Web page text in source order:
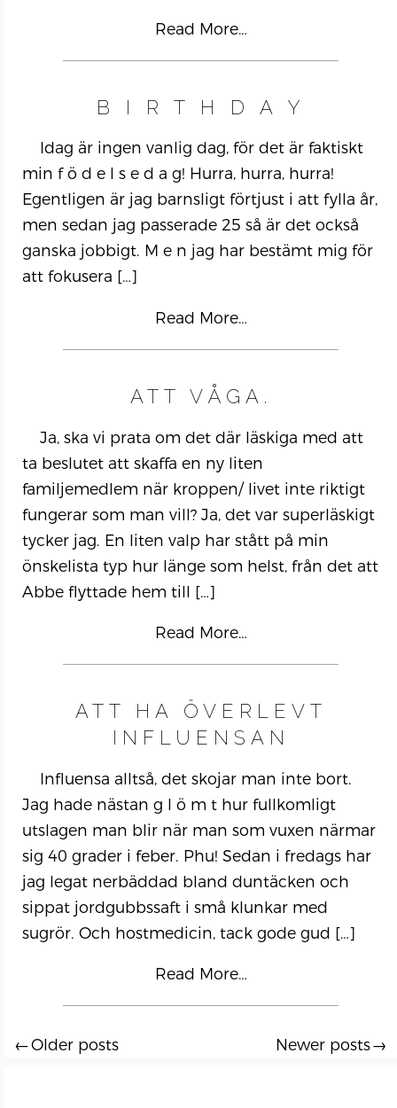
Read More…
B I R T H D A Y
Idag är ingen vanlig dag, för det är faktiskt
min f ö d e l s e d a g! Hurra, hurra, hurra!
Egentligen är jag barnsligt förtjust i att fylla år,
men sedan jag passerade 25 så är det också
ganska jobbigt. M e n jag har bestämt mig för
att fokusera […]
Read More…
ATT VÅGA.
Ja, ska vi prata om det där läskiga med att
ta beslutet att skaffa en ny liten
familjemedlem när kroppen/ livet inte riktigt
fungerar som man vill? Ja, det var superläskigt
tycker jag. En liten valp har stått på min
önskelista typ hur länge som helst, från det att
Abbe flyttade hem till […]
Read More…
ATT HA ÖVERLEVT
INFLUENSAN
Influensa alltså, det skojar man inte bort.
Jag hade nästan g l ö m t hur fullkomligt
utslagen man blir när man som vuxen närmar
sig 40 grader i feber. Phu! Sedan i fredags har
jag legat nerbäddad bland duntäcken och
sippat jordgubbssaft i små klunkar med
sugrör. Och hostmedicin, tack gode gud […]
Read More…
Posts
Older posts Newer posts